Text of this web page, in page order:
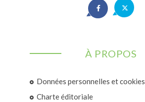
À PROPOS
Données personnelles et cookies
Charte éditoriale